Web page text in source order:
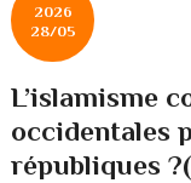
2026
28/05
L’islamisme
occidentales
républiques